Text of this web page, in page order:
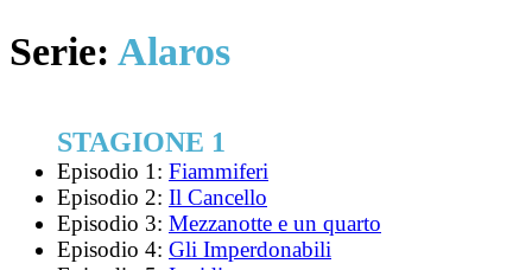
Serie: Alaros
STAGIONE 1
Episodio 1: Fiammiferi
Episodio 2: Il Cancello
Episodio 3: Mezzanotte e un quarto
Episodio 4: Gli Imperdonabili